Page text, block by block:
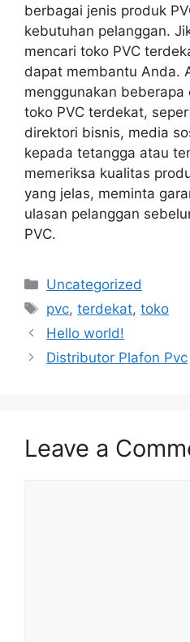
berbagai jenis produk
kebutuhan pelanggan.
mencari toko PVC
dapat membantu Anda.
menggunakan beberapa
toko PVC terdekat,
direktori bisnis, media
kepada tetangga atau
memeriksa kualitas
yang jelas, meminta
ulasan pelanggan
PVC.
Categories
Uncategorized
Tags
pvc,terdekat,toko
Hello world!
Distributor Plafon Pvc
Leave a